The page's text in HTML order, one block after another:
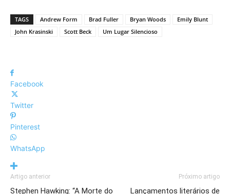
TAGS Andrew Form Brad Fuller Bryan Woods
Emily Blunt
John Krasinski
Scott Beck Um Lugar Silencioso
Facebook
Twitter
Pinterest
WhatsApp
Artigo anterior
Stephen Hawking: “A Morte do
Próximo artigo
Lançamentos literários de